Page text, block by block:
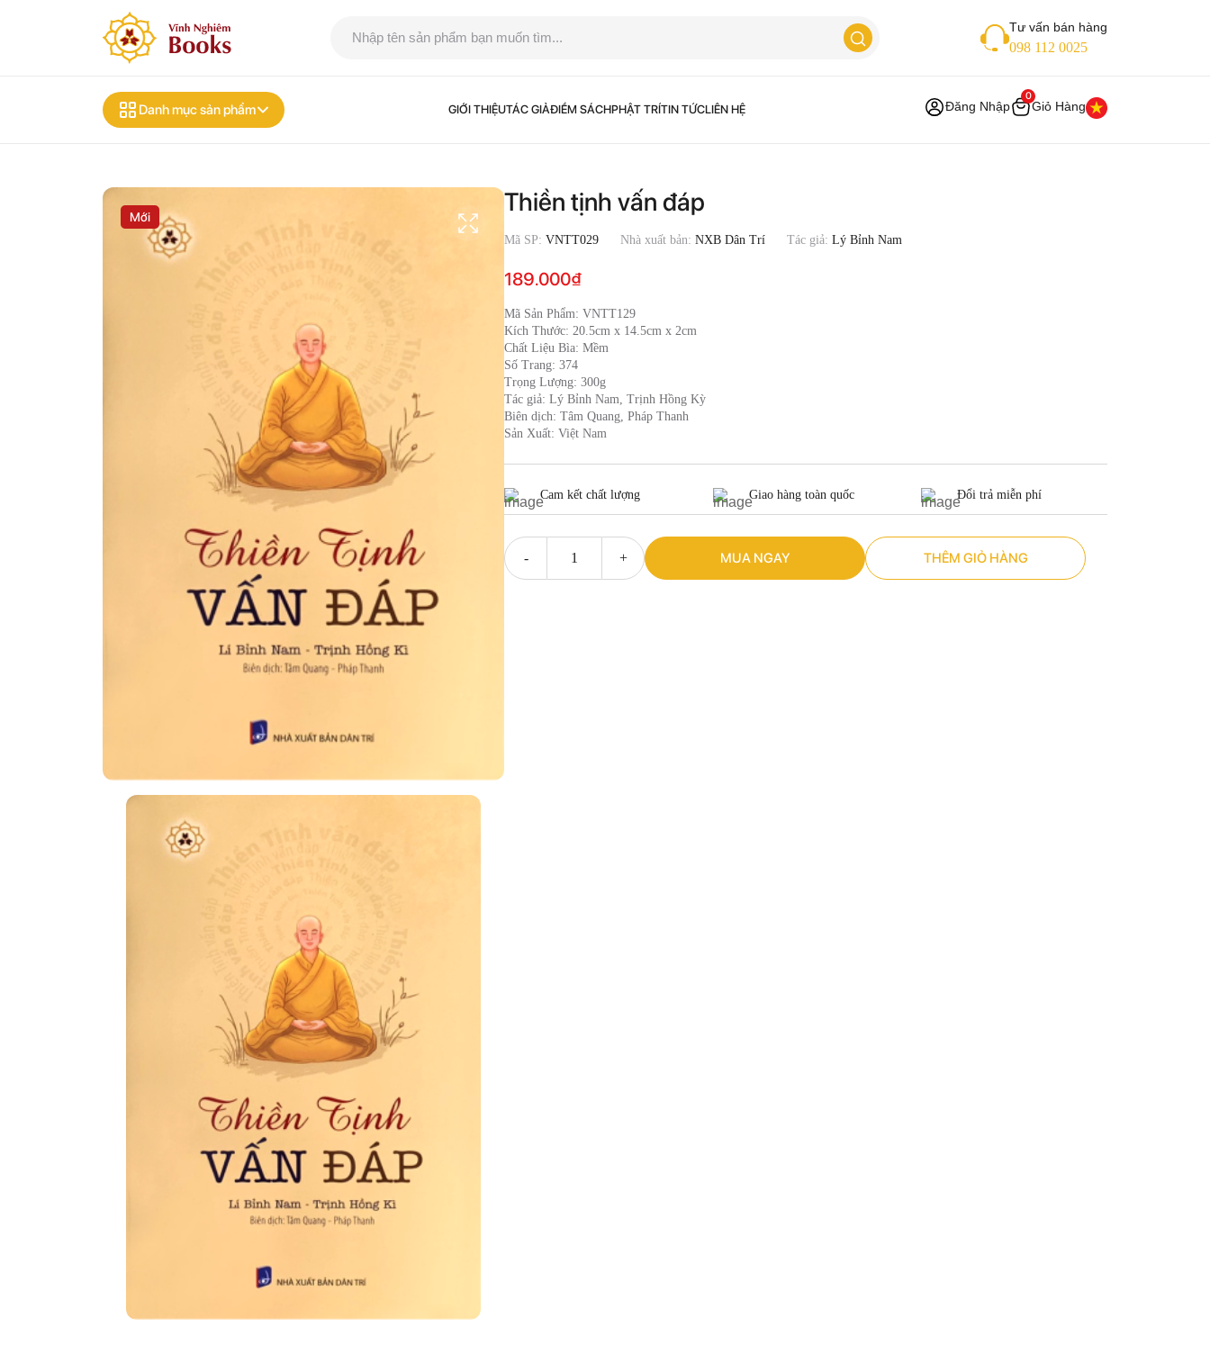
Tư vấn bán hàng
098 112 0025
Danh mục sản phẩm GIỚI THIỆUTÁC GIẢĐIỂM SÁCHPHẬT TRÍTIN TỨCLIÊN HỆ Đăng Nhập Giỏ Hàng
0
Mới Thiền tịnh vấn đáp
Mã SP:VNTT029 Nhà xuất bản:NXB Dân Trí Tác giả:Lý Bỉnh Nam
189.000₫
Mã Sản Phẩm: VNTT129
Kích Thước: 20.5cm x 14.5cm x 2cm
Chất Liệu Bìa: Mềm
Số Trang: 374
Trọng Lượng: 300g
Tác giả: Lý Bỉnh Nam, Trịnh Hồng Kỳ
Biên dịch: Tâm Quang, Pháp Thanh
Sản Xuất: Việt Nam
Cam kết chất lượng Giao hàng toàn quốc Đổi trả miễn phí
Thiền
MUA NGAY THÊM GIỎ HÀNG